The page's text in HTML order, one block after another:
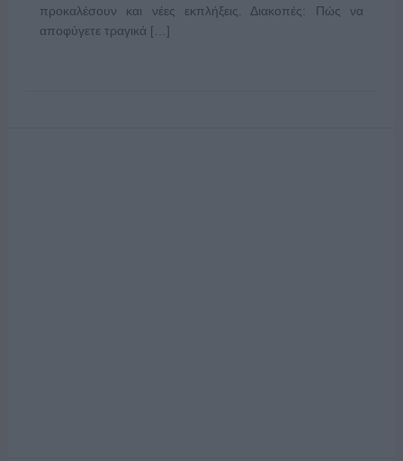
προκαλέσουν και νέες εκπλήξεις. Διακοπές: Πώς να
αποφύγετε τραγικά […]